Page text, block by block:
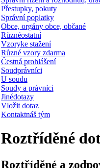
Přestupky, pokuty
Správní poplatky
Obce, orgány obce, občané
Různéostatní
Vzoryke stažení
Různé vzory zdarma
Čestná prohlášení
Soudprávníci
U soudu
Soudy a právníci
Jinédotazy
Vložit dotaz
Kontaktnáš tým
Roztříděné
Roztříděné a